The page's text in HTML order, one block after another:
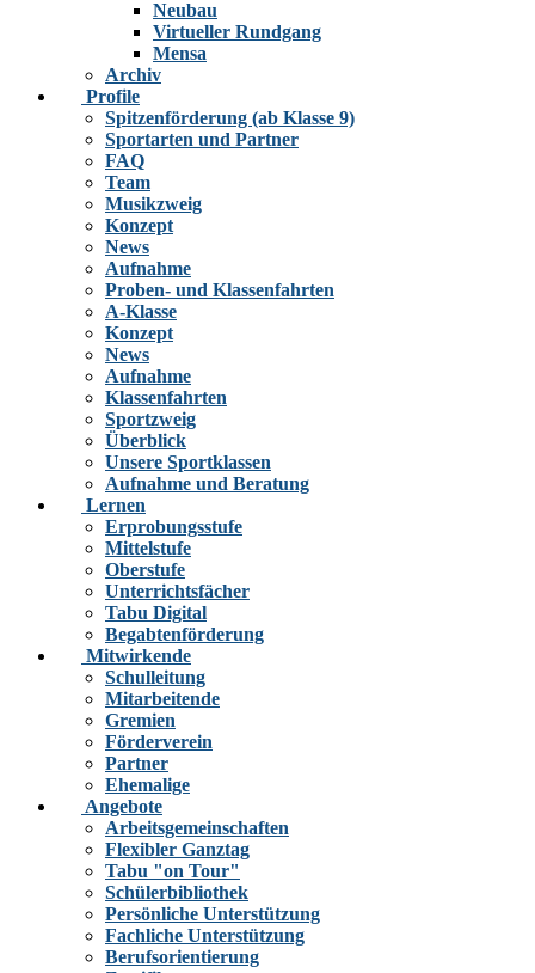
Neubau
Virtueller Rundgang
Mensa
Archiv
Profile
Spitzenförderung (ab Klasse 9)
Sportarten und Partner
FAQ
Team
Musikzweig
Konzept
News
Aufnahme
Proben- und Klassenfahrten
A-Klasse
Konzept
News
Aufnahme
Klassenfahrten
Sportzweig
Überblick
Unsere Sportklassen
Aufnahme und Beratung
Lernen
Erprobungsstufe
Mittelstufe
Oberstufe
Unterrichtsfächer
Tabu Digital
Begabtenförderung
Mitwirkende
Schulleitung
Mitarbeitende
Gremien
Förderverein
Partner
Ehemalige
Angebote
Arbeitsgemeinschaften
Flexibler Ganztag
Tabu "on Tour"
Schülerbibliothek
Persönliche Unterstützung
Fachliche Unterstützung
Berufsorientierung